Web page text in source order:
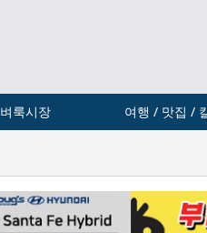
벼룩시장 여행 / 맛집 /